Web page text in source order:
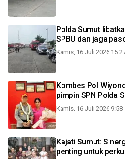
Polda Sumut
SPBU dan jaga
Kamis, 16 Juli 2026
Kombes Pol
pimpin SPN Polda
Kamis, 16 Juli 2026 9:58
Kajati Sumut:
penting untuk